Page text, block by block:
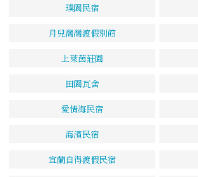
璞園民宿
月兒灣灣渡假別館
上萊茵莊園
田園瓦舍
愛情海民宿
海濱民宿
宜蘭自得渡假民宿